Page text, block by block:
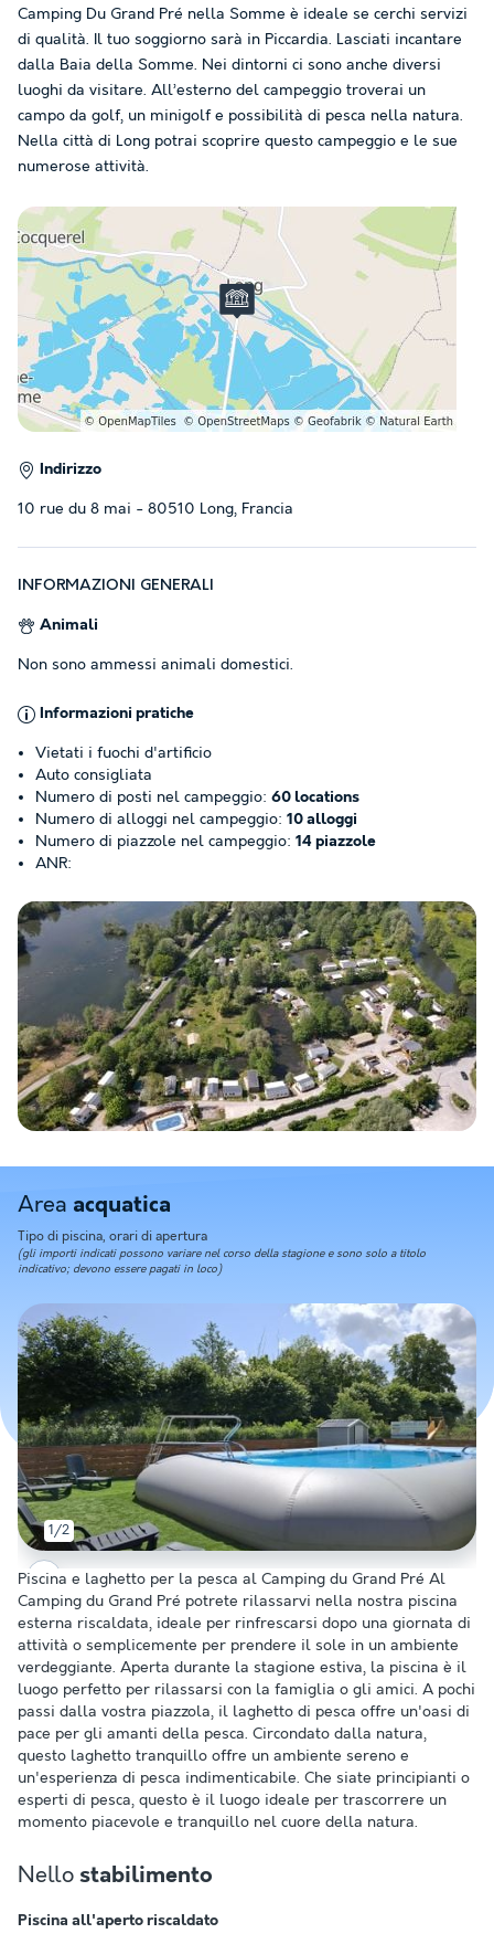
Camping Du Grand Pré nella Somme è ideale se cerchi servizi
di qualità. Il tuo soggiorno sarà in Piccardia. Lasciati incantare
dalla Baia della Somme. Nei dintorni ci sono anche diversi
luoghi da visitare. All’esterno del campeggio troverai un
campo da golf, un minigolf e possibilità di pesca nella natura.
Nella città di Long potrai scoprire questo campeggio e le sue
numerose attività.
Indirizzo
10 rue du 8 mai - 80510 Long, Francia
INFORMAZIONI GENERALI
Animali
Non sono ammessi animali domestici.
Informazioni pratiche
Vietati i fuochi d'artificio
Auto consigliata
Numero di posti nel campeggio: 60 locations
Numero di alloggi nel campeggio: 10 alloggi
Numero di piazzole nel campeggio: 14 piazzole
ANR:
Visualizza la mappa
Area acquatica
Tipo di piscina, orari di apertura
(gli importi indicati possono variare nel corso della stagione e sono solo a titolo
indicativo; devono essere pagati in loco)
1/2
Piscina e laghetto per la pesca al Camping du Grand Pré Al
Camping du Grand Pré potrete rilassarvi nella nostra piscina
esterna riscaldata, ideale per rinfrescarsi dopo una giornata di
attività o semplicemente per prendere il sole in un ambiente
verdeggiante. Aperta durante la stagione estiva, la piscina è il
luogo perfetto per rilassarsi con la famiglia o gli amici. A pochi
passi dalla vostra piazzola, il laghetto di pesca offre un'oasi di
pace per gli amanti della pesca. Circondato dalla natura,
questo laghetto tranquillo offre un ambiente sereno e
un'esperienza di pesca indimenticabile. Che siate principianti o
esperti di pesca, questo è il luogo ideale per trascorrere un
momento piacevole e tranquillo nel cuore della natura.
Nello stabilimento
Piscina all'aperto riscaldato